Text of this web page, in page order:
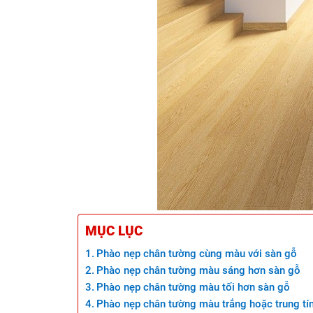
MỤC LỤC
Phào nẹp chân tường cùng màu với sàn gỗ
Phào nẹp chân tường màu sáng hơn sàn gỗ
Phào nẹp chân tường màu tối hơn sàn gỗ
Phào nẹp chân tường màu trắng hoặc trung